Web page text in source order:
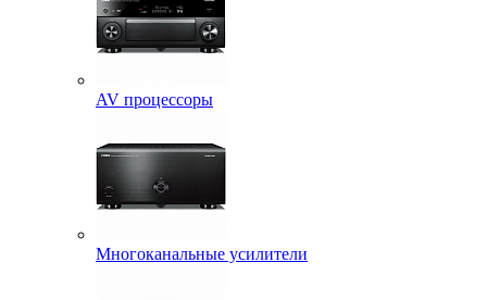
AV процессоры
Многоканальные усилители